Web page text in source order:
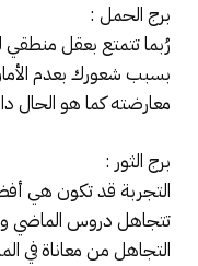
برج الحمل :
رُبما تتمتع بعقل منطقي
بسبب شعورك بعدم
معارضته كما هو الحال
برج الثور :
التجربة قد تكون هي
تتجاهل دروس الماضي
التجاهل من معاناة في